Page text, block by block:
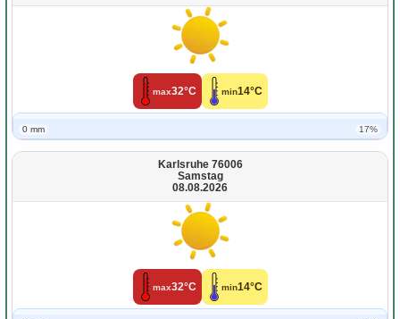
max32°C min14°C
0 mm 17%
Karlsruhe 76006
Samstag
08.08.2026
max32°C min14°C